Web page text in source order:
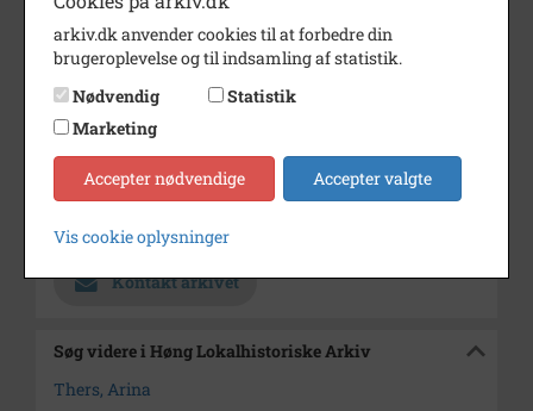
Størrelse
11x17
Type
Enhed
Finderup Sogn (Kalundborg
Kommune) (1000-2050)
Arkiv
Kontakt arkivet
Søg videre i Høng Lokalhistoriske Arkiv
Thers, Arina
arkiv.dk anvender cookies til at forbedre din
brugeroplevelse og til indsamling af statistik.
Nødvendig
Statistik
Marketing
Accepter nødvendige Accepter valgte
Vis cookie oplysninger